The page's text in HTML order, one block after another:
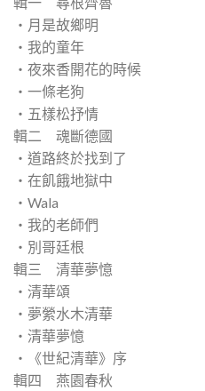
‧月是故鄉明
‧我的童年
‧夜來香開花的時候
‧一條老狗
‧五樣松抒情
輯二 魂斷德國
‧道路終於找到了
‧在飢餓地獄中
‧Wala
‧我的老師們
‧別哥廷根
輯三 清華夢憶
‧清華頌
‧夢縈水木清華
‧清華夢憶
‧《世紀清華》序
輯四 燕園春秋